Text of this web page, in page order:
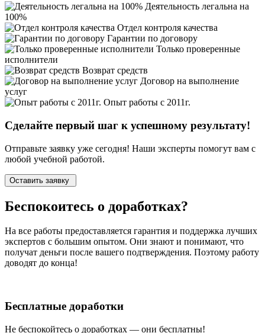
Деятельность легальна на
100%
Отдел контроля качества
Гарантии по договору
Только проверенные
исполнители
Возврат средств
Договор на выполнение
услуг
Опыт работы с 2011г.
Сделайте первый шаг к успешному результату!
Отправьте заявку уже сегодня! Наши эксперты помогут вам с
любой учебной работой.
Оставить заявку
Беспокоитесь о доработках?
На все работы предоставляется гарантия и поддержка лучших
экспертов с большим опытом. Они знают и понимают, что
получат деньги после вашего подтверждения. Поэтому работу
доводят до конца!
Бесплатные доработки
Не беспокойтесь о доработках — они бесплатны!